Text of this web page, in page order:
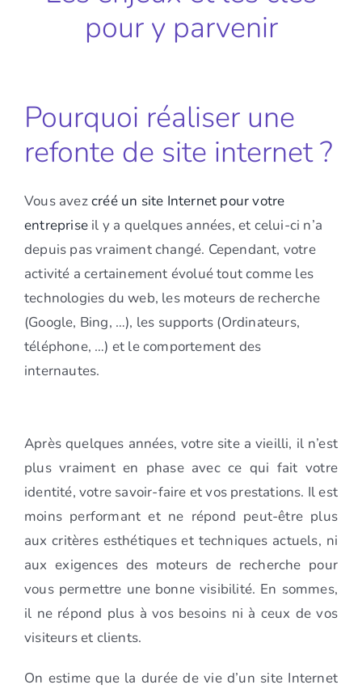
pour y parvenir
Pourquoi réaliser une
refonte de site internet ?
Vous avezcréé un site Internet pour votre
entrepriseil y a quelques années, et celui-ci n’a
depuis pas vraiment changé. Cependant, votre
activité a certainement évolué tout comme les
technologies du web, les moteurs de recherche
(Google, Bing, …), les supports (Ordinateurs,
téléphone, …) et le comportement des
internautes.
Après quelques années, votre site a vieilli, il n’est
plus vraiment en phase avec ce qui fait votre
identité, votre savoir-faire et vos prestations. Il est
moins performant et ne répond peut-être plus
aux critères esthétiques et techniques actuels, ni
aux exigences des moteurs de recherche pour
vous permettre une bonne visibilité. En sommes,
il ne répond plus à vos besoins ni à ceux de vos
visiteurs et clients.
On estime que la durée de vie d’un site Internet